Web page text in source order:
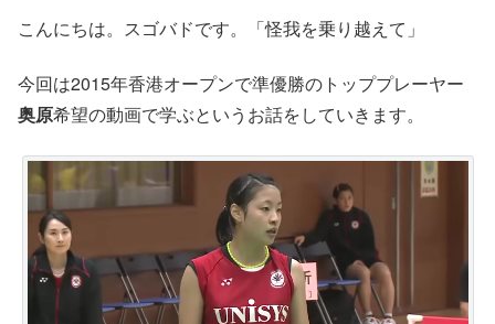
こんにちは。スゴバドです。「怪我を乗り越えて」
今回は2015年香港オープンで準優勝のトッププレーヤー
奥原希望の動画で学ぶというお話をしていきます。